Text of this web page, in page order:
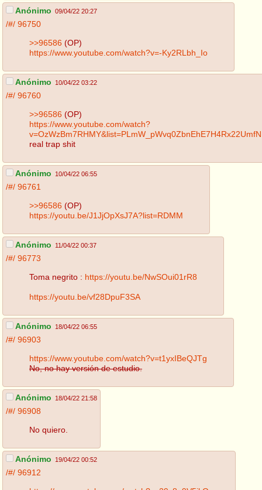
Anónimo 09/04/22 20:27
/#/ 96750
>>96586 (OP)
https://www.youtube.com/watch?v=-Ky2RLbh_Io
Anónimo 10/04/22 03:22
/#/ 96760
>>96586 (OP)
https://www.youtube.com/watch?
real trap shit
Anónimo 10/04/22 06:55
/#/ 96761
>>96586 (OP)
https://youtu.be/J1JjOpXsJ7A?list=RDMM
Anónimo 11/04/22 00:37
/#/ 96773
Toma negrito : https://youtu.be/NwSOui01rR8
https://youtu.be/vf28DpuF3SA
Anónimo 18/04/22 06:55
/#/ 96903
https://www.youtube.com/watch?v=t1yxIBeQJTg
No, no hay versión de estudio.
Anónimo 18/04/22 21:58
/#/ 96908
No quiero.
Anónimo 19/04/22 00:52
/#/ 96912